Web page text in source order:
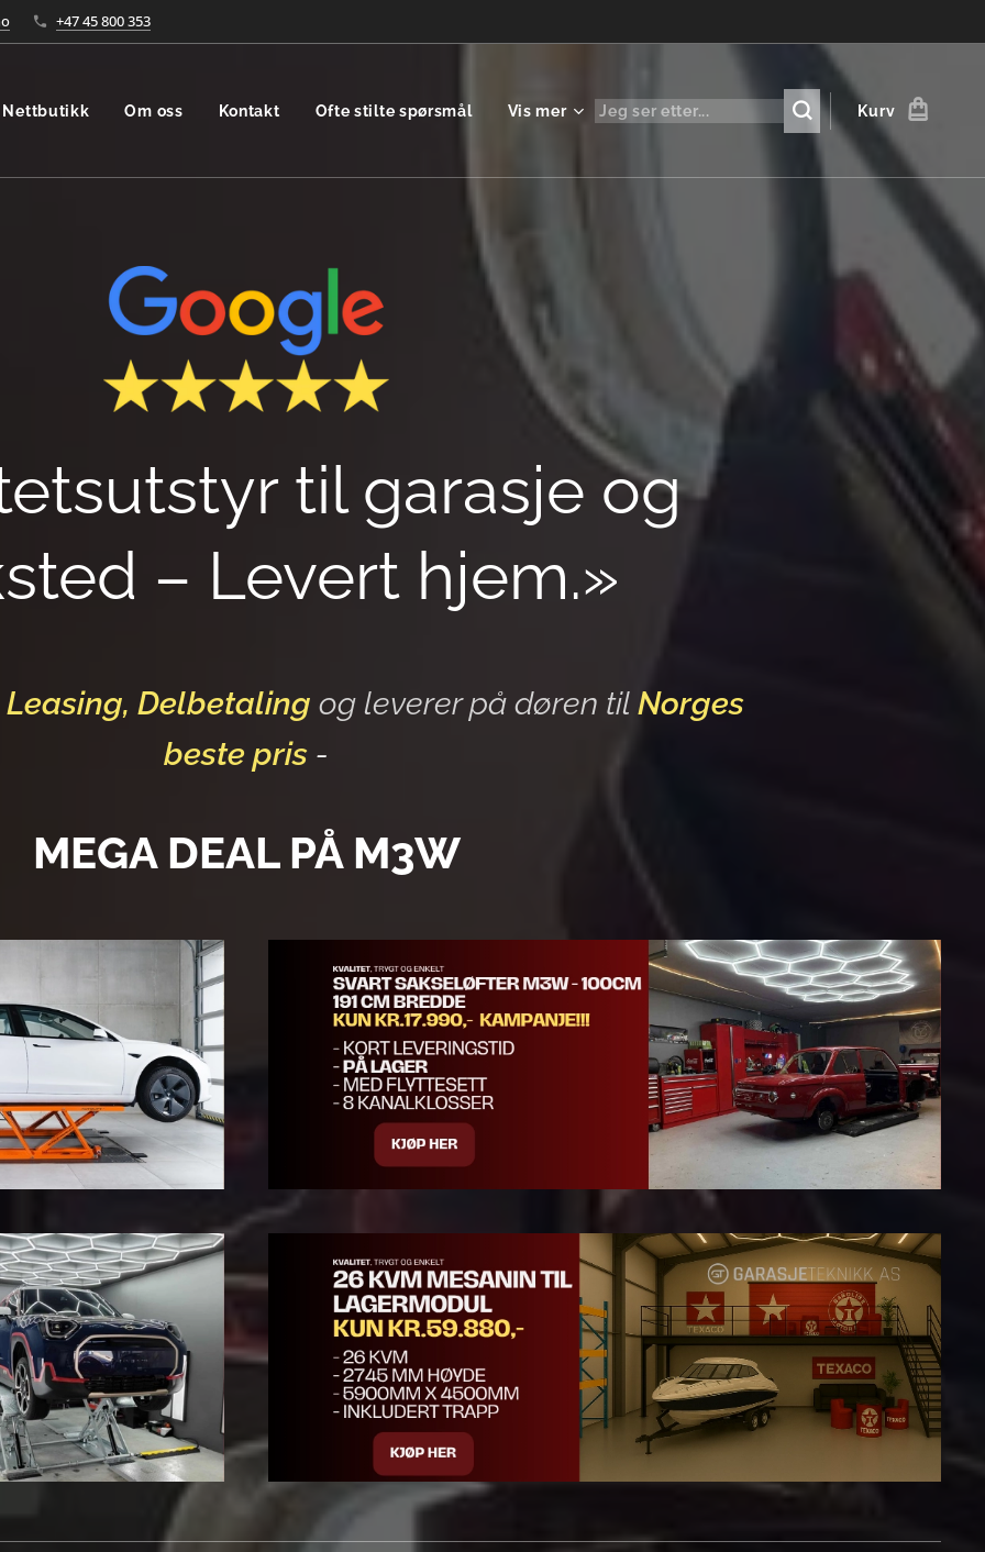
+47 45 800 353
Nettbutikk Om oss Kontakt Ofte stilte spørsmål Vis mer Kurv
til garasje og
– Levert hjem.»
Leasing, Delbetaling og leverer på døren til Norges
beste pris -
MEGA DEAL PÅ M3W